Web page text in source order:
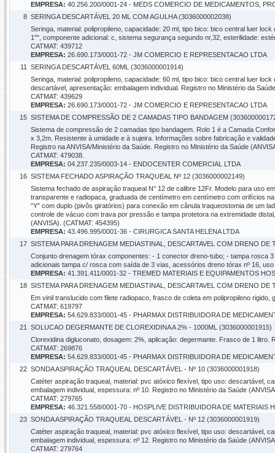
EMPRESA: 40.256.200/0001-24 - MEDS COMERCIO DE MEDICAMENTOS,
8 SERINGA DESCARTÁVEL 20 ML COM AGULHA (3036000002038)
Seringa, material: polipropileno, capacidade: 20 ml, tipo bico: bico central luer
1"", componente adicional: c, sistema segurança segundo nr,32, esterilidade:
CATMAT: 439712
EMPRESA: 26.690.173/0001-72 - JM COMERCIO E REPRESENTACAO LTDA
11
SERINGA DESCARTÁVEL 60ML (3036000001914)
Seringa, material: polipropileno, capacidade: 60 ml, tipo bico: bico central luer
descartável, apresentação: embalagem individual. Registro no Ministério da
CATMAT: 439629
EMPRESA: 26.690.173/0001-72 - JM COMERCIO E REPRESENTACAO LTDA
15 SISTEMA DE COMPRESSÃO DE 2 CAMADAS TIPO BANDAGEM
Sistema de compressão de 2 camadas tipo bandagem. Rolo 1 é a Camada
x 3,2m. Resistente à umidade e à sujeira. Informações sobre fabricação e
Registro na ANVISA/Ministério da Saúde. Registro no Ministério da Saúde
CATMAT: 479038.
EMPRESA: 04.237.235/0003-14 - ENDOCENTER COMERCIAL LTDA
16 SISTEMA FECHADO ASPIRAÇÃO TRAQUEAL Nº 12 (3036000002149)
Sistema fechado de aspiração traqueal N° 12 de calibre 12Fr. Modelo para uso
transparente e radiopaca, graduada de centímetro em centímetro com orifícios
“Y” com duplo (pivôs giratórios) para conexão em cânula traqueostomia de um
controle de vácuo com trava por pressão e tampa protetora na extremidade
(ANVISA). (CATMAT: 454395)
EMPRESA: 43.496.995/0001-36 - CIRURGICA SANTA HELENA LTDA
17 SISTEMA PARA DRENAGEM MEDIASTINAL, DESCARTAVEL COM DRENO DE
Conjunto drenagem tórax componentes: - 1 conector dreno-tubo; - tampa
adicionais tampa c/ rosca com saída de 3 vias, acessórios dreno tórax nº 16,
EMPRESA: 41.391.411/0001-32 - TREMED MATERIAIS E EQUIPAMENTOS
18 SISTEMA PARA DRENAGEM MEDIASTINAL, DESCARTAVEL COM DRENO DE
Em vinil translucido com filete radiopaco, frasco de coleta em polipropileno
CATMAT: 619797
EMPRESA: 54.629.833/0001-45 - PHARMAX DISTRIBUIDORA DE
21
SOLUCAO DEGERMANTE DE CLOREXIDINA A 2% - 1000ML (3036000001915)
Clorexidina digluconato, dosagem: 2%, aplicação: degermante. Frasco de 1 litro.
CATMAT: 269876
EMPRESA: 54.629.833/0001-45 - PHARMAX DISTRIBUIDORA DE
22 SONDA ASPIRAÇÃO TRAQUEAL DESCARTÁVEL - Nº 10 (3036000001918)
Catéter aspiração traqueal, material: pvc atóxico flexível, tipo uso: descartável,
embalagem individual, espessura: nº 10. Registro no Ministério da Saúde
CATMAT: 279765
EMPRESA: 46.321.558/0001-70 - HOSPLIVE DISTRIBUIDORA DE MATERIAIS
23 SONDA ASPIRAÇÃO TRAQUEAL DESCARTÁVEL - Nº 12 (3036000001919)
Catéter aspiração traqueal, material: pvc atóxico flexível, tipo uso: descartável,
embalagem individual, espessura: nº 12. Registro no Ministério da Saúde
CATMAT: 279764